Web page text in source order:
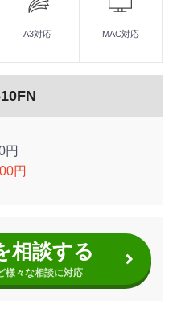
ラー、モノクロともに36枚/分
コンセプトを元にユーザビリテ
、ページの入れ替えなどがタッ
A3対応 MAC対応
円
円
相談する
様々な相談に対応